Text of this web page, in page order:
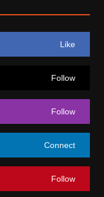
Like
Follow
Follow
Connect
Follow